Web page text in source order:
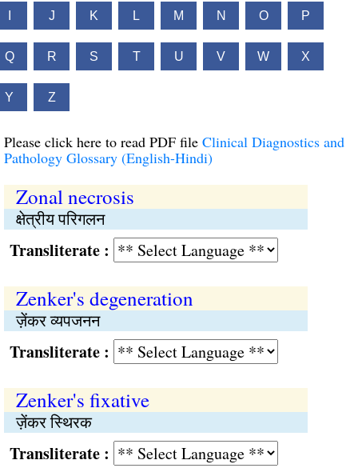
J K L M N O P
Q R S T U V W X
Y Z
Please click here to read PDF file Clinical Diagnostics and
Pathology Glossary (English-Hindi)
Zonal necrosis
क्षेत्रीय परिगलन
:
Zenker's degeneration
ज़ेंकर व्यपजनन
:
Zenker's fixative
ज़ेंकर स्थिरक
: